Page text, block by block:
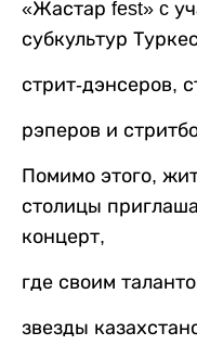
«Жастар fest» c
субкультур
стрит-дэнсеров,
рэперов и
Помимо этого,
столицы
концерт,
где своим
звезды